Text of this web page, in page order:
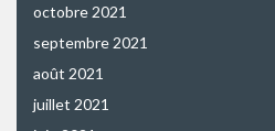
octobre 2021
septembre 2021
août 2021
juillet 2021